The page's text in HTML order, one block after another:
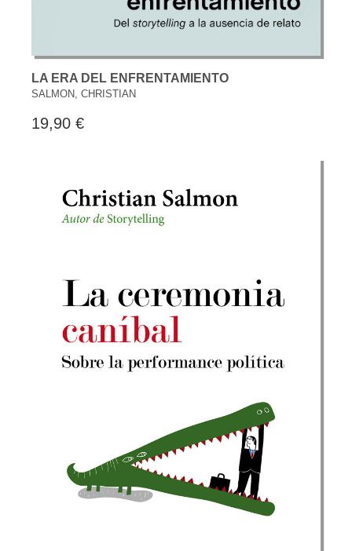
LA ERA DEL ENFRENTAMIENTO
SALMON, CHRISTIAN
19,90 €